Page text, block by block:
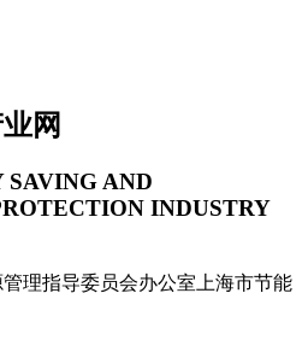
网
SAVING AND
INDUSTRY
理指导委员会办公室 上海市节能